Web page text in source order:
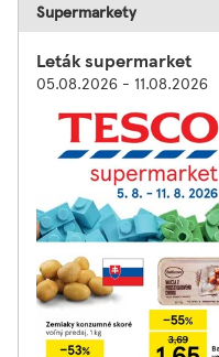
Supermarkety
Leták supermarket
05.08.2026 - 11.08.2026